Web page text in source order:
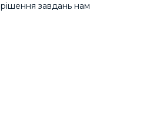
завдань нам